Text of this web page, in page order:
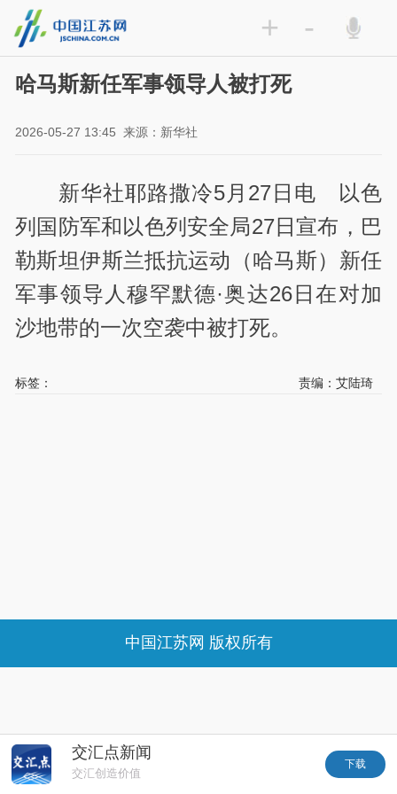
+ -
哈马斯新任军事领导人被打死
2026-05-27 13:45 来源：新华社
新华社耶路撒冷5月27日电 以色
列国防军和以色列安全局27日宣布，巴
勒斯坦伊斯兰抵抗运动（哈马斯）新任
军事领导人穆罕默德·奥达26日在对加
沙地带的一次空袭中被打死。
标签： 责编：艾陆琦
交汇点新闻
交汇创造价值
下载
中国江苏网 版权所有